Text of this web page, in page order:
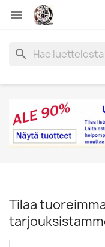

search
Tilaa